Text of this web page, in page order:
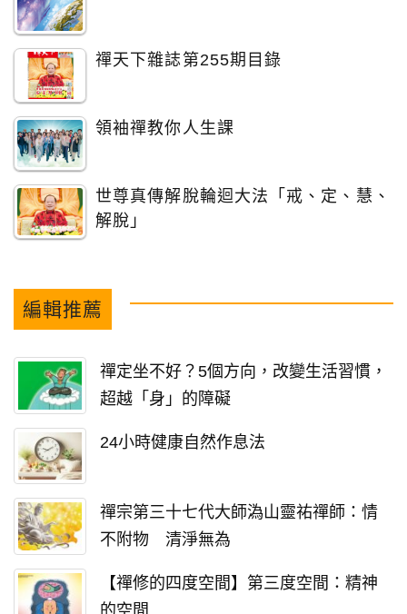
禪天下雜誌第255期目錄
領袖禪教你人生課
世尊真傳解脫輪迴大法「戒、定、慧、
解脫」
編輯推薦
禪定坐不好？5個方向，改變生活習慣，
超越「身」的障礙
24小時健康自然作息法
禪宗第三十七代大師溈山靈祐禪師：情
不附物 清淨無為
【禪修的四度空間】第三度空間：精神
的空間